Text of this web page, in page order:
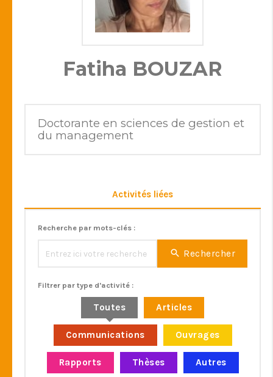
Fatiha BOUZAR
Doctorante en sciences de gestion et
du management
Activités liées
Recherche par mots-clés :
Rechercher
Filtrer par type d'activité :
Toutes Articles
Communications Ouvrages
Rapports Thèses Autres